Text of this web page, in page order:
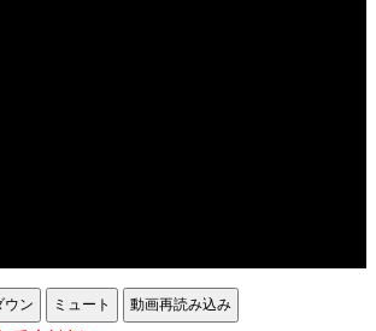
ウン ミュート 動画再読み込み